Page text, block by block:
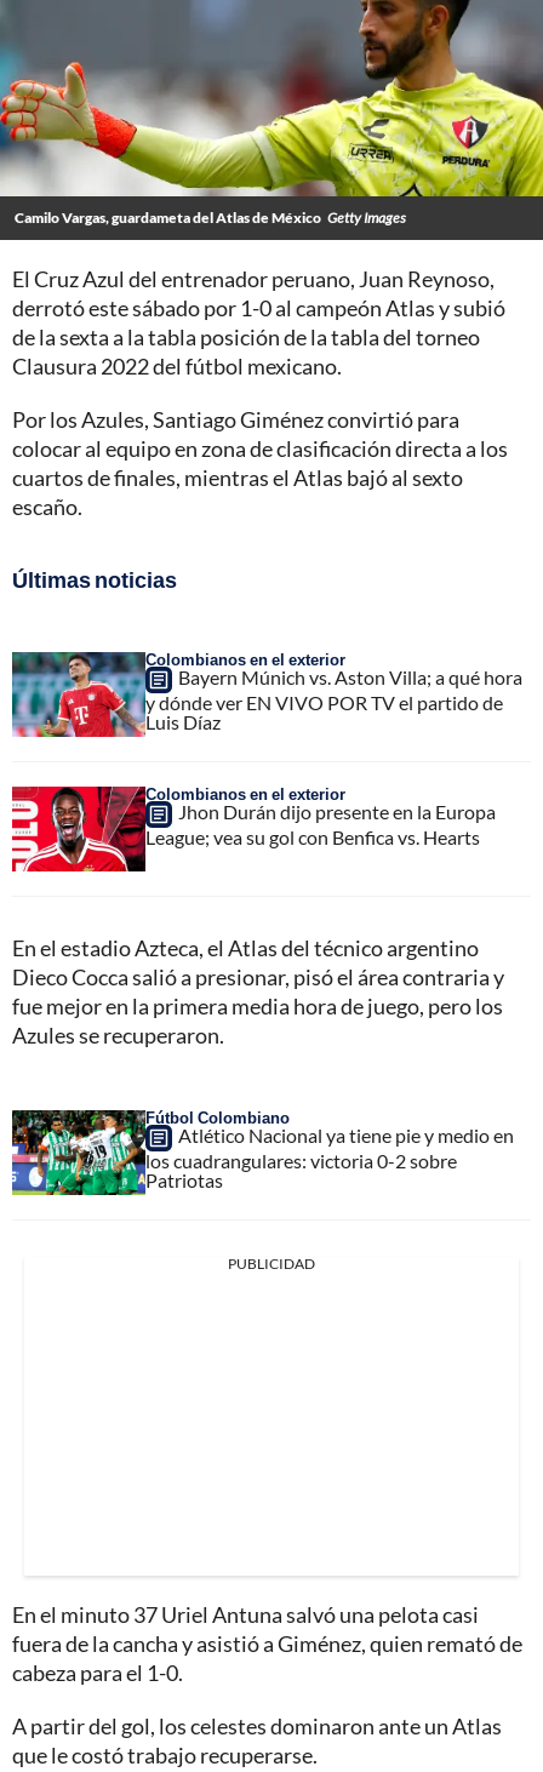
Camilo Vargas, guardameta del Atlas de México Getty Images
El Cruz Azul del entrenador peruano, Juan Reynoso,
derrotó este sábado por 1-0 al campeón Atlas y subió
de la sexta a la tabla posición de la tabla del torneo
Clausura 2022 del fútbol mexicano.
Por los Azules, Santiago Giménez convirtió para
colocar al equipo en zona de clasificación directa a los
cuartos de finales, mientras el Atlas bajó al sexto
escaño.
Últimas noticias
Colombianos en el exterior
Bayern Múnich vs. Aston Villa; a qué hora
y dónde ver EN VIVO POR TV el partido de
Luis Díaz
Colombianos en el exterior
Jhon Durán dijo presente en la Europa
League; vea su gol con Benfica vs. Hearts
En el estadio Azteca, el Atlas del técnico argentino
Dieco Cocca salió a presionar, pisó el área contraria y
fue mejor en la primera media hora de juego, pero los
Azules se recuperaron.
Fútbol Colombiano
Atlético Nacional ya tiene pie y medio en
los cuadrangulares: victoria 0-2 sobre
Patriotas
PUBLICIDAD
En el minuto 37 Uriel Antuna salvó una pelota casi
fuera de la cancha y asistió a Giménez, quien remató de
cabeza para el 1-0.
A partir del gol, los celestes dominaron ante un Atlas
que le costó trabajo recuperarse.